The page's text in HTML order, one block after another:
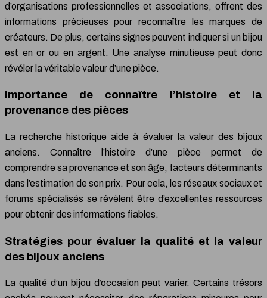
d’organisations professionnelles et associations, offrent des
informations précieuses pour reconnaître les marques de
créateurs. De plus, certains signes peuvent indiquer si un bijou
est en or ou en argent. Une analyse minutieuse peut donc
révéler la véritable valeur d’une pièce.
Importance de connaître l’histoire et la
provenance des pièces
La recherche historique aide à évaluer la valeur des bijoux
anciens. Connaître l’histoire d’une pièce permet de
comprendre sa provenance et son âge, facteurs déterminants
dans l’estimation de son prix. Pour cela, les réseaux sociaux et
forums spécialisés se révèlent être d’excellentes ressources
pour obtenir des informations fiables.
Stratégies pour évaluer la qualité et la valeur
des bijoux anciens
La qualité d’un bijou d’occasion peut varier. Certains trésors